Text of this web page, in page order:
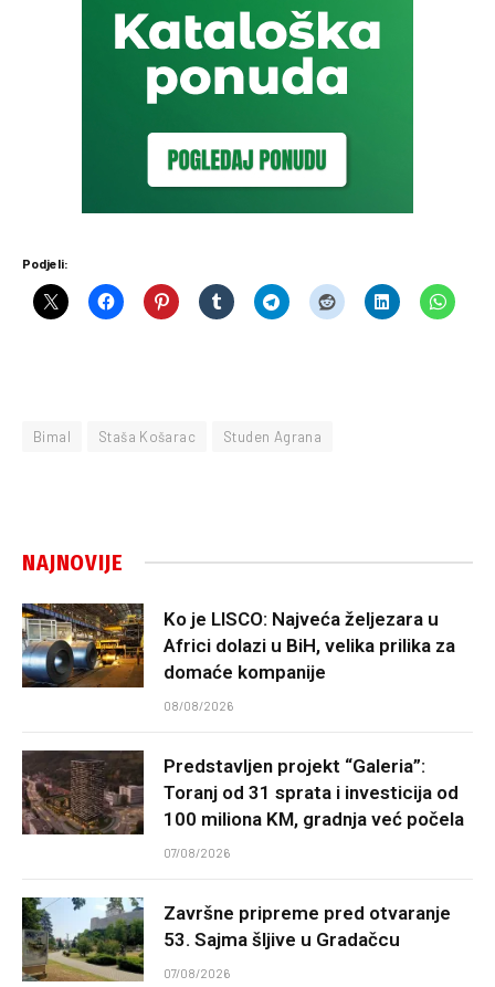
Podjeli:
Bimal Staša Košarac Studen Agrana
NAJNOVIJE
Ko je LISCO: Najveća željezara u
Africi dolazi u BiH, velika prilika za
domaće kompanije
08/08/2026
Predstavljen projekt “Galeria”:
Toranj od 31 sprata i investicija od
100 miliona KM, gradnja već počela
07/08/2026
Završne pripreme pred otvaranje
53. Sajma šljive u Gradačcu
07/08/2026